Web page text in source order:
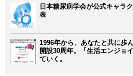
日本糖尿病学会が公式キャラ
表
1996年から、あなたと共に歩
開設30周年。「生活エンジョ
ていく。